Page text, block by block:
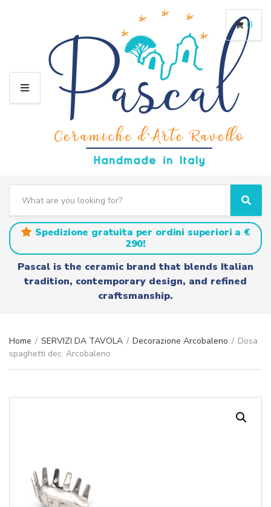
M
a
t
g
a
r
c
h
S
e
a
r
c
h
Spedizione gratuita per ordini superiori a €
290!
Pascal is the ceramic brand that blends Italian
tradition, contemporary design, and refined
craftsmanship.
0
Home / SERVIZI DA TAVOLA / Decorazione Arcobaleno / Dosa
spaghetti dec. Arcobaleno